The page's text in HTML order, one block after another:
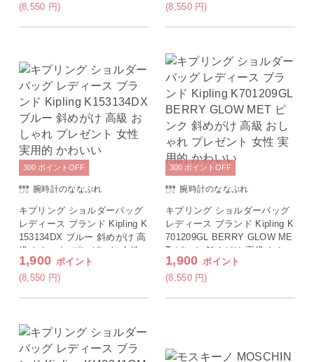
的 かわいい
(8,550 円)
用的 かわいい
(8,550 円)
腕時計のななぷれ
キプリング ショルダーバッグ
レディース ブランド Kipling K
153134DX ブルー 斜めがけ 高
級 おしゃれ プレゼント 女性
実用的 かわいい
1,900 ポイント
(8,550 円)
300 ポイント OFF
腕時計のななぷれ
キプリング ショルダーバッグ
レディース ブランド Kipling K
701209GL BERRY GLOW ME
T ピンク 斜めがけ 高級 おし
ゃれ プレゼント 女性 実用的
かわいい
1,900 ポイント
(8,550 円)
300 ポイント OFF